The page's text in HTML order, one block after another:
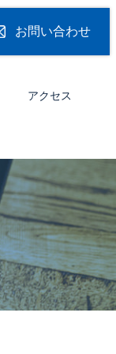
お問い合わせ
アクセス